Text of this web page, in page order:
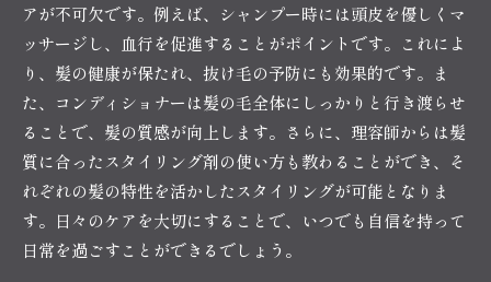
アが不可欠です。例えば、シャンプー時には頭皮を優しくマ
ッサージし、血行を促進することがポイントです。これによ
り、髪の健康が保たれ、抜け毛の予防にも効果的です。ま
た、コンディショナーは髪の毛全体にしっかりと行き渡らせ
ることで、髪の質感が向上します。さらに、理容師からは髪
質に合ったスタイリング剤の使い方も教わることができ、そ
れぞれの髪の特性を活かしたスタイリングが可能となりま
す。日々のケアを大切にすることで、いつでも自信を持って
日常を過ごすことができるでしょう。